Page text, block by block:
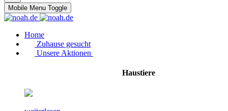
Mobile Menu Toggle
Home
Zuhause gesucht
Unsere Aktionen
Haustiere